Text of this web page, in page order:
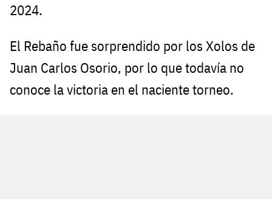
2024.
El Rebaño fue sorprendido por los Xolos de
Juan Carlos Osorio, por lo que todavía no
conoce la victoria en el naciente torneo.